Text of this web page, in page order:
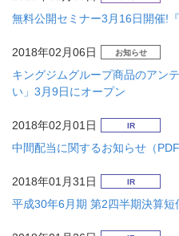
無料公開セミナー3月16日開催!
2018年02月06日 お知らせ
キングジムグループ商品のアン
い」3月9日にオープン
2018年02月01日 IR
中間配当に関するお知らせ（
2018年01月31日 IR
平成30年6月期 第2四半期決算短